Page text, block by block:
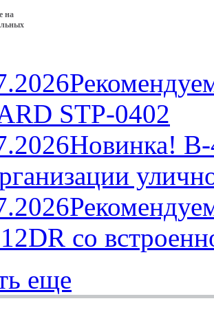
на
STP-0402
Новинка!
со
еще